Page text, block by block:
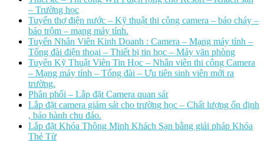
– Trường học
Tuyển thợ điện nước – Kỹ thuật thi công camera – báo cháy –
báo trộm – mạng máy tính.
Tuyển Nhân Viên Kinh Doanh : Camera – Mạng máy tính –
Tổng đài điện thoại – Thiết bị tin học – Máy văn phòng
Tuyển Kỹ Thuật Viên Tin Học – Nhân viên thi công Camera
– Mạng máy tính – Tổng đài – Ưu tiên sinh viên mới ra
trường.
Phân phối – Lắp đặt Camera quan sát
Lắp đặt camera giám sát cho trường học – Chất lượng ổn định
, bảo hành chu đáo.
Lắp đặt Khóa Thông Minh Khách Sạn bằng giải pháp Khóa
Thẻ Từ